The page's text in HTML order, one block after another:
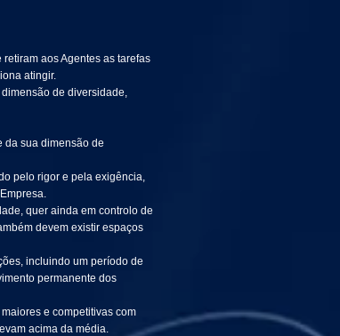
aos Agentes as tarefas
atingir.
de diversidade,
da sua dimensão de
pelo rigor e pela exigência,
quer ainda em controlo de
devem existir espaços
incluindo um período de
permanente dos
e competitivas com
acima da média.